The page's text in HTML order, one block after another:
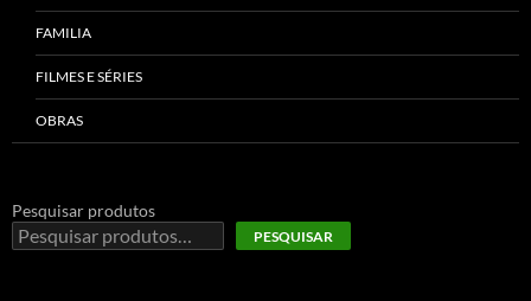
FAMILIA
FILMES E SÉRIES
OBRAS
Pesquisar produtos
PESQUISAR